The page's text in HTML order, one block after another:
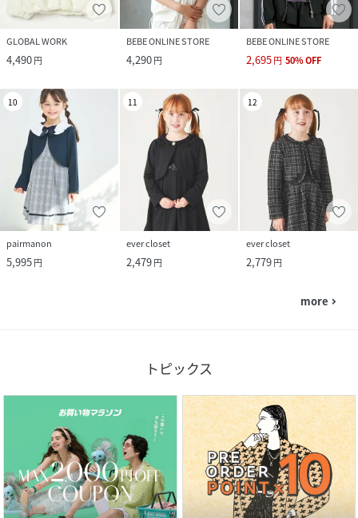
GLOBAL WORK
4,490円
BEBE ONLINE STORE
4,290円
BEBE ONLINE STORE
2,695円 50%OFF
10
pairmanon
5,995円
11
ever closet
2,479円
12
ever closet
2,779円
more navigate_next
トピックス